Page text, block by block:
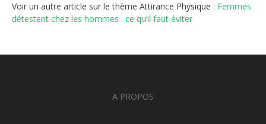
Voir un autre article sur le thème Attirance Physique : Femmes
détestent chez les hommes : ce qu’il faut éviter
A PROPOS